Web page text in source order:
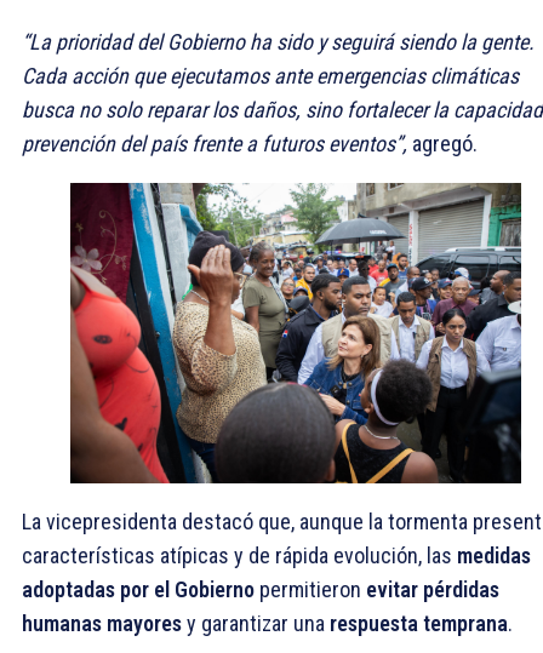
“La prioridad del Gobierno ha sido y seguirá siendo la gente.
Cada acción que ejecutamos ante emergencias climáticas
busca no solo reparar los daños, sino fortalecer la
prevención del país frente a futuros eventos”, agregó.
La vicepresidenta destacó que, aunque la tormenta
características atípicas y de rápida evolución, las medidas
adoptadas por el Gobierno permitieron evitar pérdidas
humanas mayoresy garantizar una respuesta temprana.